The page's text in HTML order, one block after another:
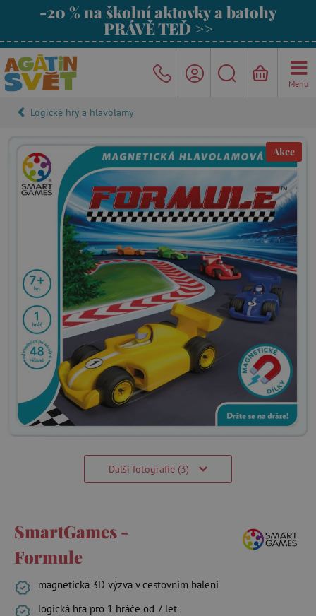
-20 % na školní aktovky a batohy
PRÁVĚ TEĎ >>
Menu
Logické hry a hlavolamy
Akce
Další fotografie (3)
SmartGames -
Formule
magnetická 3D výzva v cestovním balení
logická hra pro 1 hráče od 7 let